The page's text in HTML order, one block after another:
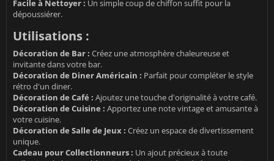
Facile à Nettoyer : Un simple coup de chiffon suffit pour la
dépoussiérer.
Utilisations :
Décoration de Bar : Créez une atmosphère chaleureuse et
invitante dans votre bar.
Décoration de Diner Américain : Parfait pour compléter le style
rétro d'un diner.
Décoration de Café : Ajoutez une touche d'originalité à votre café.
Décoration de Cuisine : Apportez une note vintage et amusante à
votre cuisine.
Décoration de Salle de Jeux : Créez un espace de divertissement
unique.
Cadeau pour Collectionneurs : Un ajout précieux à toute